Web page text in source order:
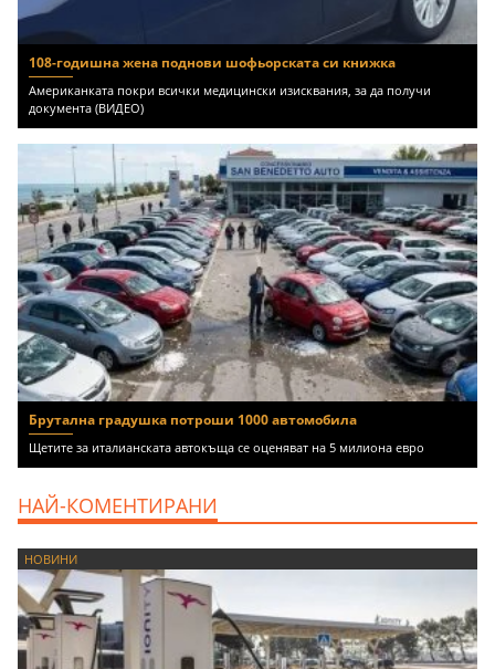
108-годишна жена поднови шофьорската си книжка
Американката покри всички медицински изисквания, за да получи
документа (ВИДЕО)
Брутална градушка потроши 1000 автомобила
Щетите за италианската автокъща се оценяват на 5 милиона евро
НАЙ-КОМЕНТИРАНИ
НОВИНИ